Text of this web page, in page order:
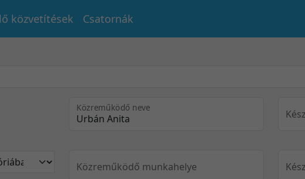
közvetítések Csatornák
Közreműködő neve
Közreműködő munkahelye